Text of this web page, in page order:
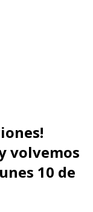
volvemos
10 de